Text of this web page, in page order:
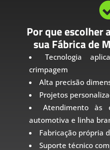
Por que escolher
sua Fábrica de
Tecnologia
crimpagem
Alta precisão
Projetos
Atendimento às
automotiva e linha
Fabricação própria
Suporte técnico